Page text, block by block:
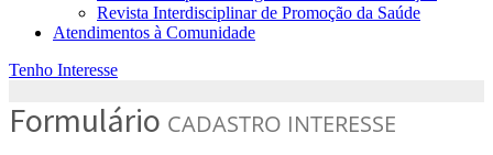
Revista Interdisciplinar de Promoção da Saúde
Atendimentos à Comunidade
Tenho Interesse